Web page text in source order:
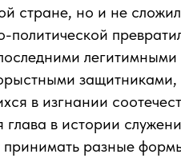
стране, но и не
легитимными
в изгнании
в истории
разные